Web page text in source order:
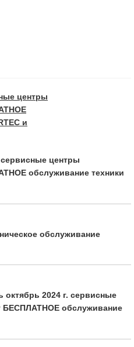
центры
обслуживание техники
обслуживание
2024 г. сервисные
БЕСПЛАТНОЕ обслуживание